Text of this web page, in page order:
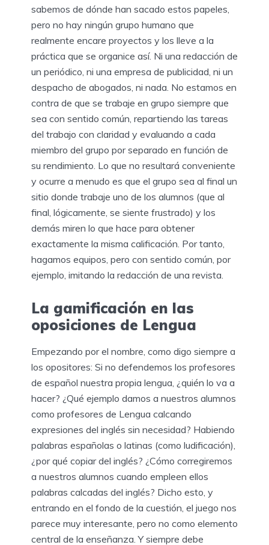
sabemos de dónde han sacado estos papeles,
pero no hay ningún grupo humano que
realmente encare proyectos y los lleve a la
práctica que se organice así. Ni una redacción de
un periódico, ni una empresa de publicidad, ni un
despacho de abogados, ni nada. No estamos en
contra de que se trabaje en grupo siempre que
sea con sentido común, repartiendo las tareas
del trabajo con claridad y evaluando a cada
miembro del grupo por separado en función de
su rendimiento. Lo que no resultará conveniente
y ocurre a menudo es que el grupo sea al final un
sitio donde trabaje uno de los alumnos (que al
final, lógicamente, se siente frustrado) y los
demás miren lo que hace para obtener
exactamente la misma calificación. Por tanto,
hagamos equipos, pero con sentido común, por
ejemplo, imitando la redacción de una revista.
La gamificación en las
oposiciones de Lengua
Empezando por el nombre, como digo siempre a
los opositores: Si no defendemos los profesores
de español nuestra propia lengua, ¿quién lo va a
hacer? ¿Qué ejemplo damos a nuestros alumnos
como profesores de Lengua calcando
expresiones del inglés sin necesidad? Habiendo
palabras españolas o latinas (como ludificación),
¿por qué copiar del inglés? ¿Cómo corregiremos
a nuestros alumnos cuando empleen ellos
palabras calcadas del inglés? Dicho esto, y
entrando en el fondo de la cuestión, el juego nos
parece muy interesante, pero no como elemento
central de la enseñanza. Y siempre debe